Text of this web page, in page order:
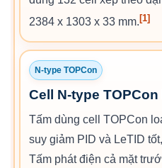
2384 x 1303 x 33 mm. [1]
N-type TOPCon
Cell N-type
Tấm dùng cell TOPCon
suy giảm PID và LeTID
Tấm phát điện cả mặt